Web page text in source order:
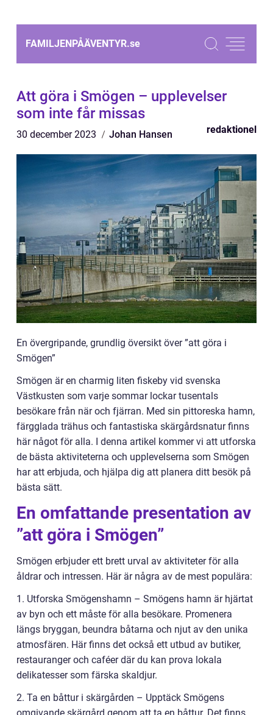
FAMILJENPÅÄVENTYR.se
Att göra i Smögen – upplevelser
som inte får missas
30 december 2023 Johan Hansen redaktionel
En övergripande, grundlig översikt över ”att göra i
Smögen”
Smögen är en charmig liten fiskeby vid svenska
Västkusten som varje sommar lockar tusentals
besökare från när och fjärran. Med sin pittoreska hamn,
färgglada trähus och fantastiska skärgårdsnatur finns
här något för alla. I denna artikel kommer vi att utforska
de bästa aktiviteterna och upplevelserna som Smögen
har att erbjuda, och hjälpa dig att planera ditt besök på
bästa sätt.
En omfattande presentation av
”att göra i Smögen”
Smögen erbjuder ett brett urval av aktiviteter för alla
åldrar och intressen. Här är några av de mest populära:
1. Utforska Smögenshamn – Smögens hamn är hjärtat
av byn och ett måste för alla besökare. Promenera
längs bryggan, beundra båtarna och njut av den unika
atmosfären. Här finns det också ett utbud av butiker,
restauranger och caféer där du kan prova lokala
delikatesser som färska skaldjur.
2. Ta en båttur i skärgården – Upptäck Smögens